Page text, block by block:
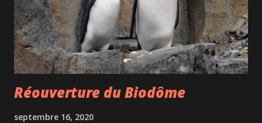
gourmandes Crème chantilly maison, mayonnaise, ketchup
sont servis dans des verres à shooters Quant aux mimosas,
ils sont servis simples (10$) ou doubles (12$) avec plusieurs
jus au choix S...
Réouverture du Biodôme
septembre 16, 2020